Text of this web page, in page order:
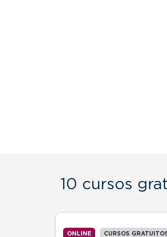
10 cursos
ONLINE CURSOS